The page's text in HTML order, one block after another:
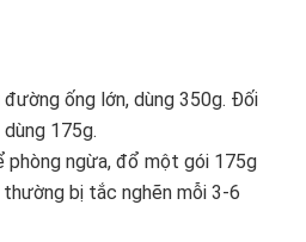
đường ống lớn, dùng 350g. Đối
175g.
phòng ngừa, đổ một gói 175g
bị tắc nghẽn mỗi 3-6